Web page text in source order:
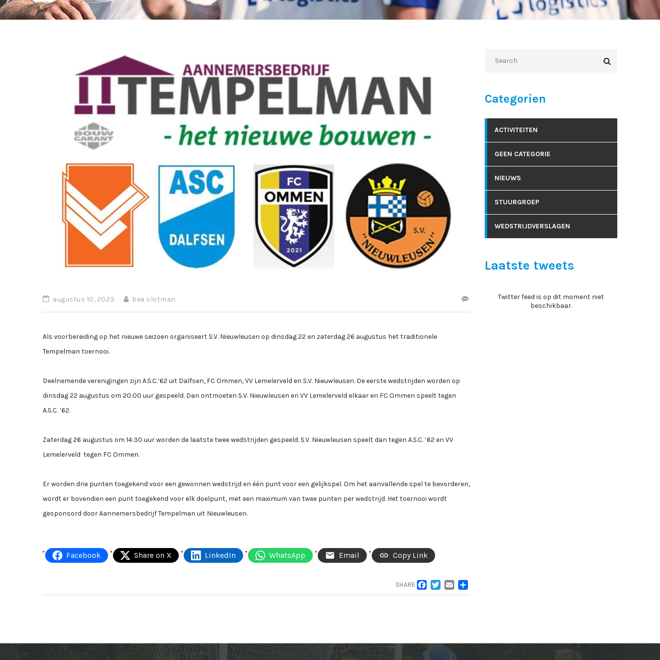
augustus 10, 2023 bea slotman
Als voorbereiding op het nieuwe seizoen organiseert S.V. Nieuwleusen op dinsdag 22 en zaterdag 26 augustus het traditionele
Tempelman toernooi.
Deelnemende verenigingen zijn A.S.C.’62 uit Dalfsen, FC Ommen, VV Lemelerveld en S.V. Nieuwleusen. De eerste wedstrijden worden op
dinsdag 22 augustus om 20:00 uur gespeeld. Dan ontmoeten S.V. Nieuwleusen en VV Lemelerveld elkaar en FC Ommen speelt tegen
A.S.C. ’62.
Zaterdag 26 augustus om 14:30 uur worden de laatste twee wedstrijden gespeeld. S.V. Nieuwleusen speelt dan tegen A.S.C. ‘62 en VV
Lemelerveld tegen FC Ommen.
Er worden drie punten toegekend voor een gewonnen wedstrijd en één punt voor een gelijkspel. Om het aanvallende spel te bevorderen,
wordt er bovendien een punt toegekend voor elk doelpunt, met een maximum van twee punten per wedstrijd. Het toernooi wordt
gesponsord door Aannemersbedrijf Tempelman uit Nieuwleusen.
Facebook Share on X LinkedIn WhatsApp Email Copy Link
SHARE FACEBOOK
TWITTER
EMAIL
Categorien
ACTIVITEITEN
GEEN CATEGORIE
NIEUWS
STUURGROEP
WEDSTRIJDVERSLAGEN
Laatste tweets
Twitter feed is op dit moment niet
beschikbaar.